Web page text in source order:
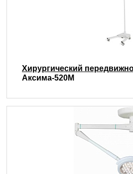
Хирургический
Аксима-520М